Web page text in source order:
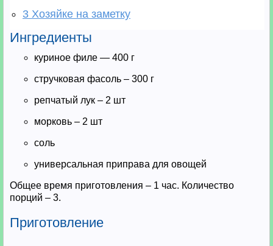
3 Хозяйке на заметку
Ингредиенты
куриное филе — 400 г
стручковая фасоль – 300 г
репчатый лук – 2 шт
морковь – 2 шт
соль
универсальная приправа для овощей
Общее время приготовления – 1 час. Количество
порций – 3.
Приготовление